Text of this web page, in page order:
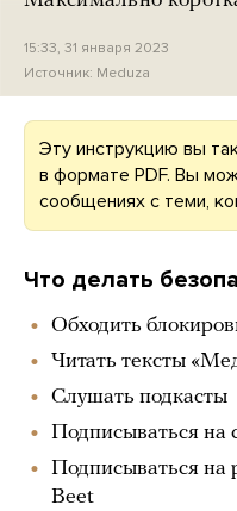
15:33, 31 января 2023
Источник: Meduza
Эту инструкцию вы
в формате PDF. Вы
сообщениях с теми,
Что делать
Обходить
Читать тексты
Слушать подкасты
Подписываться на
Подписываться на
Beet